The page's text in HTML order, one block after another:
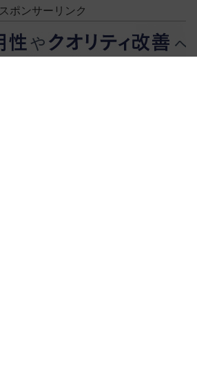
スポンサーリンク